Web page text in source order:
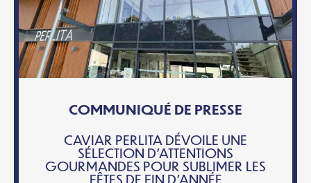
COMMUNIQUÉ DE PRESSE
CAVIAR PERLITA DÉVOILE UNE
SÉLECTION D’ATTENTIONS
GOURMANDES POUR SUBLIMER LES
FÊTES DE FIN D’ANNÉE